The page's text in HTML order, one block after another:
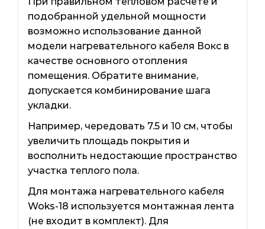
подобранной удельной мощности
возможно использование данной
модели нагревательного кабеля Вокс в
качестве основного отопления
помещения. Обратите внимание,
допускается комбинирование шага
укладки.
Например, чередовать 7.5 и 10 см, чтобы
увеличить площадь покрытия и
восполнить недостающие пространство
участка теплого пола.
Для монтажа нагревательного кабеля
Woks-18 используется монтажная лента
(не входит в комплект). Для